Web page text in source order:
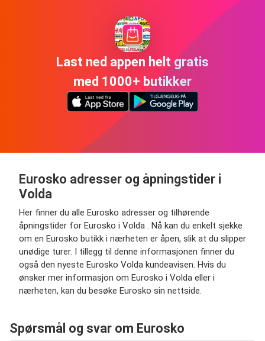
Last ned appen helt gratis
med 1000+ butikker
Eurosko adresser og åpningstider i
Volda
Her finner du alle Eurosko adresser og tilhørende
åpningstider for Eurosko i Volda . Nå kan du enkelt sjekke
om en Eurosko butikk i nærheten er åpen, slik at du slipper
unødige turer. I tillegg til denne informasjonen finner du
også den nyeste Eurosko Volda kundeavisen. Hvis du
ønsker mer informasjon om Eurosko i Volda eller i
nærheten, kan du besøke Eurosko sin nettside.
Spørsmål og svar om Eurosko